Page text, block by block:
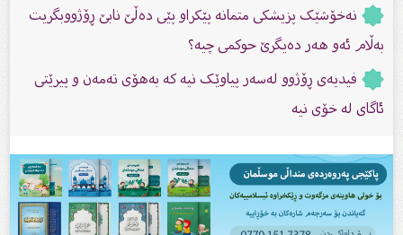
نەخۆشێک پزیشكی متمانە پێكراو پێى دەڵێ نابێ ڕۆژووبگریت
بەڵام ئەو هەر دەیگرێ حوکمی چیە؟
فیدیەى ڕۆژوو لەسەر پیاوێک نیە کە بەهۆى تەمەن و پیرێتى
ئاگاى لە خۆى نیە